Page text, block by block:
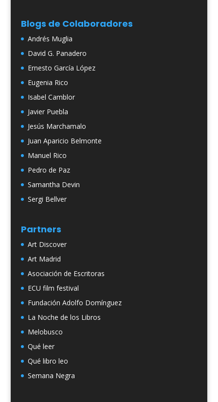
Blogs de Colaboradores
Andrés Muglia
David G. Panadero
Ernesto García López
Eugenia Rico
Isabel Camblor
Javier Puebla
Jesús Marchamalo
Juan Aparicio Belmonte
Manuel Rico
Pedro de Paz
Samantha Devin
Sergi Bellver
Partners
Art Discover
Art Madrid
Asociación de Escritoras
ECU film festival
Fundación Adolfo Domínguez
La Noche de los Libros
Melobusco
Qué leer
Qué libro leo
Semana Negra